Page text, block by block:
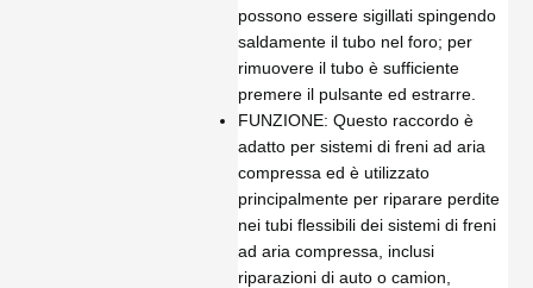
possono essere sigillati spingendo
saldamente il tubo nel foro; per
rimuovere il tubo è sufficiente
premere il pulsante ed estrarre.
FUNZIONE: Questo raccordo è
adatto per sistemi di freni ad aria
compressa ed è utilizzato
principalmente per riparare perdite
nei tubi flessibili dei sistemi di freni
ad aria compressa, inclusi
riparazioni di auto o camion,